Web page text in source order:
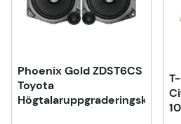
Phoenix Gold ZDST6CS
Toyota
Högtalaruppgraderingskit